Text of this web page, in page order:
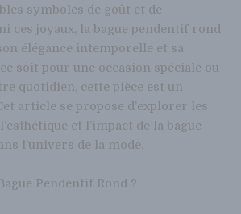
symboles de goût et de
ces joyaux, la bague pendentif rond
élégance intemporelle et sa
soit pour une occasion spéciale ou
quotidien, cette pièce est un
article se propose d’explorer les
et l’impact de la bague
l’univers de la mode.
Pendentif Rond ?